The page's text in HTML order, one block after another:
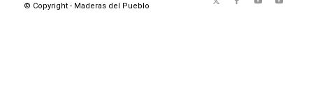
© Copyright - Maderas del Pueblo